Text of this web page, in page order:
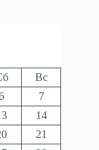
Вс
7
14
21